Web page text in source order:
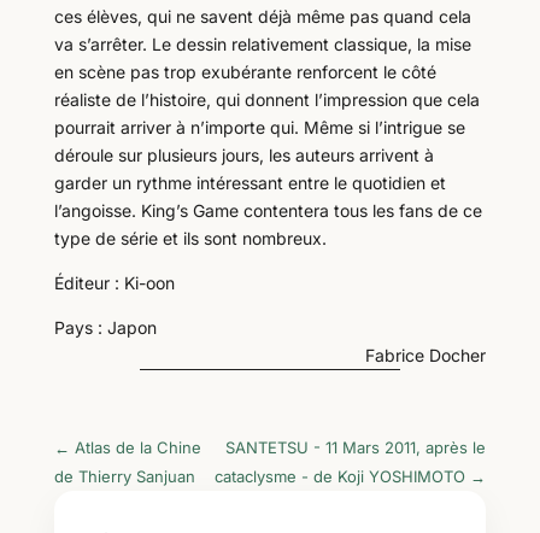
ces élèves, qui ne savent déjà même pas quand cela
va s’arrêter. Le dessin relativement classique, la mise
en scène pas trop exubérante renforcent le côté
réaliste de l’histoire, qui donnent l’impression que cela
pourrait arriver à n’importe qui. Même si l’intrigue se
déroule sur plusieurs jours, les auteurs arrivent à
garder un rythme intéressant entre le quotidien et
l’angoisse. King’s Game contentera tous les fans de ce
type de série et ils sont nombreux.
Éditeur : Ki-oon
Pays : Japon
Fabrice Docher
← Atlas de la Chine
de Thierry Sanjuan
SANTETSU - 11 Mars 2011, après le
cataclysme - de Koji YOSHIMOTO →